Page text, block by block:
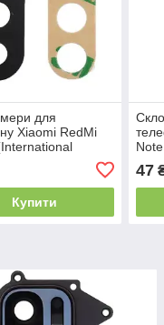
для
Xiaomi RedMi
| RedMi Note 5 Pro
Купити
47